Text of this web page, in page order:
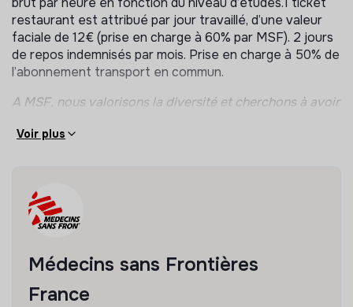
restaurant est attribué par jour travaillé, d’une valeur
faciale de 12€ (prise en charge à 60% par MSF). 2 jours
de repos indemnisés par mois. Prise en charge à 50% de
l’abonnement transport en commun.
A MSF, nous valorisons la diversité et cherchons à avoir
encourageons toutes les personnes qui possèdent les
âge, de leur sexe, de leur orientation sexuelle, de leurs
convictions, de leur handicap ou d'autres aspects de
leur identité.
Date limite de dépôt de candidatures: 14 avril 2026
Voir plus
Médecins sans Frontières
France